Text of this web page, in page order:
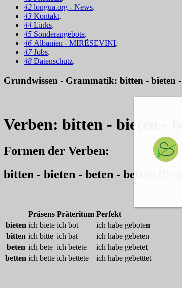
42 longua.org - News.
43 Kontakt.
44 Links.
45 Sonderangebote.
46 Albanien - MIRËSEVINI.
47Jobs.
48 Datenschutz.
Grundwissen - Grammatik: bitten - bieten -
Verben: bitten - bieten -
Formen der Verben:
bitten - bieten - beten - betten
Präsens Präteritum Perfekt
bieten ich biete ich bot ich habe geboten
bitten ich bitte ich bat
ich habe gebeten
beten ich bete ich betete ich habe gebetet
betten ich bette ich bettete ich habe gebetttet